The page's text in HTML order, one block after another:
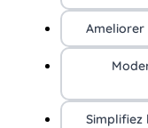
Ameliorer
Simplifiez